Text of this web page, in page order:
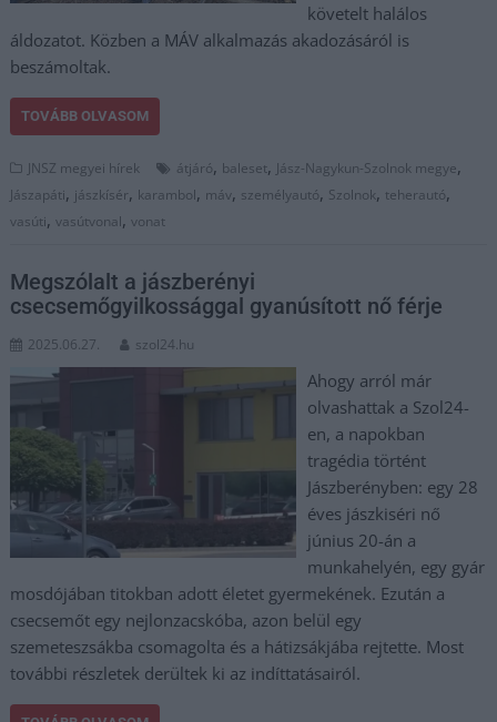
követelt halálos
áldozatot. Közben a MÁV alkalmazás akadozásáról is
beszámoltak.
TOVÁBB OLVASOM
JNSZ megyei hírek átjáró, baleset, Jász-Nagykun-Szolnok megye,
Jászapáti, jászkísér, karambol, máv, személyautó, Szolnok, teherautó,
vasúti,vasútvonal,vonat
Megszólalt a jászberényi
csecsemőgyilkossággal gyanúsított nő férje
2025.06.27. szol24.hu
Ahogy arról már
olvashattak a Szol24-
en, a napokban
tragédia történt
Jászberényben: egy 28
éves jászkiséri nő
június 20-án a
munkahelyén, egy gyár
mosdójában titokban adott életet gyermekének. Ezután a
csecsemőt egy nejlonzacskóba, azon belül egy
szemeteszsákba csomagolta és a hátizsákjába rejtette. Most
további részletek derültek ki az indíttatásairól.